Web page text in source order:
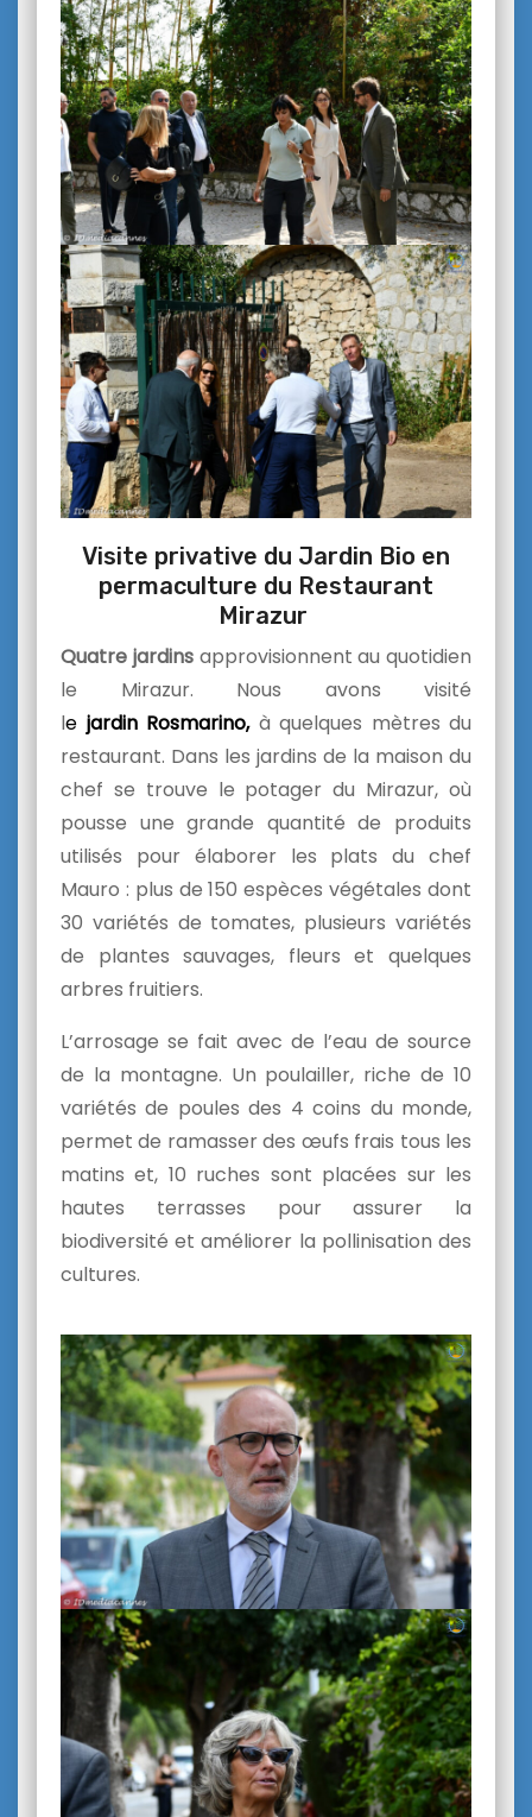
Visite privative du Jardin Bio en
permaculture du Restaurant
Mirazur
Quatre jardinsapprovisionnent au quotidien
le Mirazur. Nous avons visité
le jardin Rosmarino, à quelques mètres du
restaurant. Dans les jardins de la maison du
chef se trouve le potager du Mirazur, où
pousse une grande quantité de produits
utilisés pour élaborer les plats du chef
Mauro : plus de 150 espèces végétales dont
30 variétés de tomates, plusieurs variétés
de plantes sauvages, fleurs et quelques
arbres fruitiers.
L’arrosage se fait avec de l’eau de source
de la montagne. Un poulailler, riche de 10
variétés de poules des 4 coins du monde,
permet de ramasser des œufs frais tous les
matins et, 10 ruches sont placées sur les
hautes terrasses pour assurer la
biodiversité et améliorer la pollinisation des
cultures.